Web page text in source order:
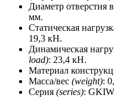
Диаметр отверстия
мм.
Статическая
19,3 кН.
Динамическая
load): 23,4 кН.
Материал
Масса/вес (weight):
Серия (series):